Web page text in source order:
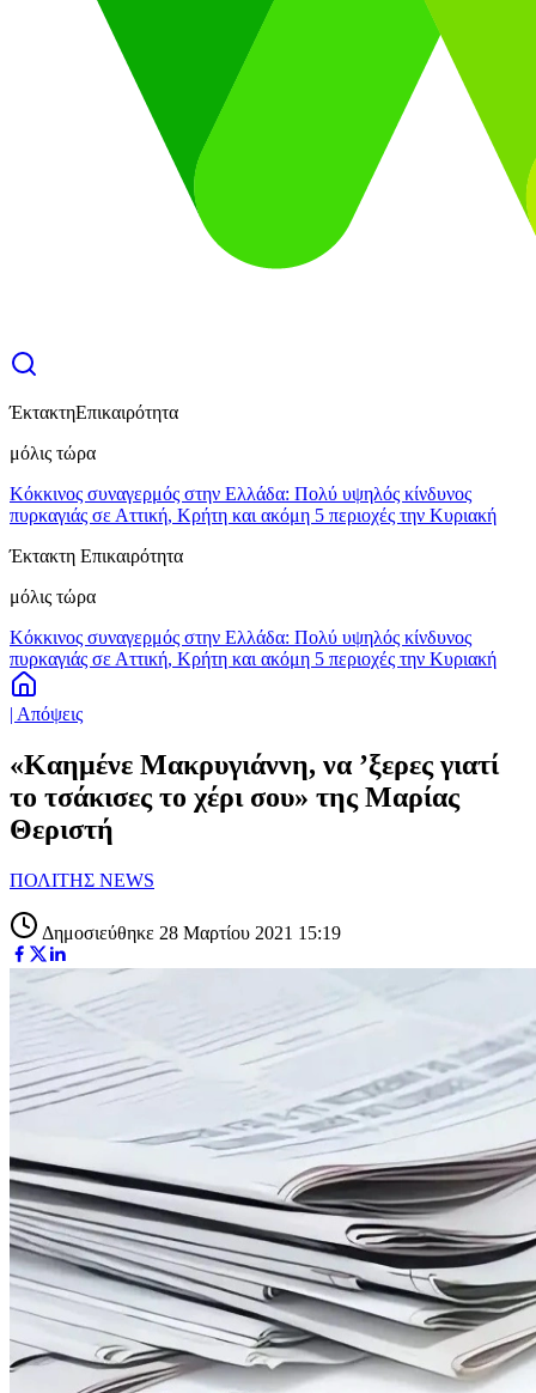
ΈκτακτηΕπικαιρότητα
μόλις τώρα
Κόκκινος συναγερμός στην Ελλάδα: Πολύ υψηλός κίνδυνος
πυρκαγιάς σε Αττική, Κρήτη και ακόμη 5 περιοχές την Κυριακή
Έκτακτη Επικαιρότητα
μόλις τώρα
Κόκκινος συναγερμός στην Ελλάδα: Πολύ υψηλός κίνδυνος
πυρκαγιάς σε Αττική, Κρήτη και ακόμη 5 περιοχές την Κυριακή
| Απόψεις
«Καημένε Μακρυγιάννη, να ’ξερες γιατί
το τσάκισες το χέρι σου» της Μαρίας
Θεριστή
ΠΟΛΙΤΗΣ NEWS
Δημοσιεύθηκε 28 Μαρτίου 2021 15:19